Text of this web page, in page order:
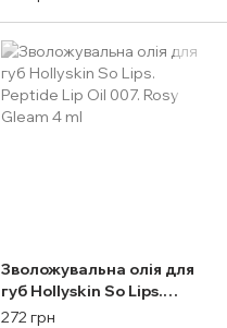
Зволожувальна олія для
губ Hollyskin So Lips.
Peptide Lip Oil 007. Rosy
272 грн